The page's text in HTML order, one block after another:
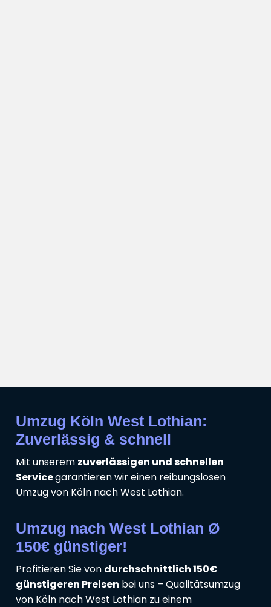
Umzug Köln West Lothian:
Zuverlässig & schnell
Mit unserem zuverlässigen und schnellen
Servicegarantieren wir einen reibungslosen
Umzug von Köln nach West Lothian.
Umzug nach West Lothian Ø
150€ günstiger!
Profitieren Sie von durchschnittlich 150€
günstigeren Preisen bei uns – Qualitätsumzug
von Köln nach West Lothian zu einem